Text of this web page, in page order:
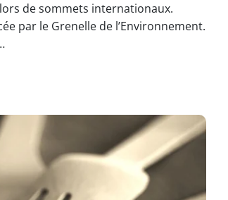
de sommets internationaux.
par le Grenelle de l’Environnement.